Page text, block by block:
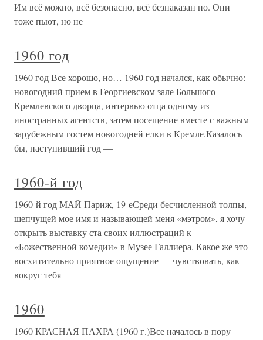
Им всё можно, всё безопасно, всё безнаказан по. Они
тоже пьют, но не
1960 год
1960 год Все хорошо, но… 1960 год начался, как обычно:
новогодний прием в Георгиевском зале Большого
Кремлевского дворца, интервью отца одному из
иностранных агентств, затем посещение вместе с важным
зарубежным гостем новогодней елки в Кремле.Казалось
бы, наступивший год —
1960-й год
1960-й год МАЙ Париж, 19-еСреди бесчисленной толпы,
шепчущей мое имя и называющей меня «мэтром», я хочу
открыть выставку ста своих иллюстраций к
«Божественной комедии» в Музее Галлиера. Какое же это
восхитительно приятное ощущение — чувствовать, как
вокруг тебя
1960
1960 КРАСНАЯ ПАХРА (1960 г.)Все началось в пору